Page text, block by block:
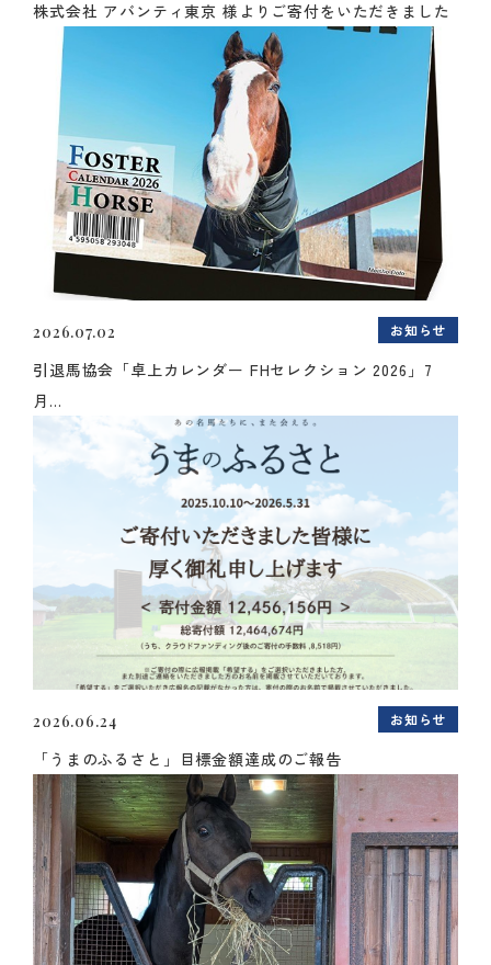
株式会社 アバンティ東京 様よりご寄付をいただきました
2026.07.02 お知らせ
引退馬協会「卓上カレンダー FHセレクション 2026」7
月...
2026.06.24 お知らせ
「うまのふるさと」目標金額達成のご報告